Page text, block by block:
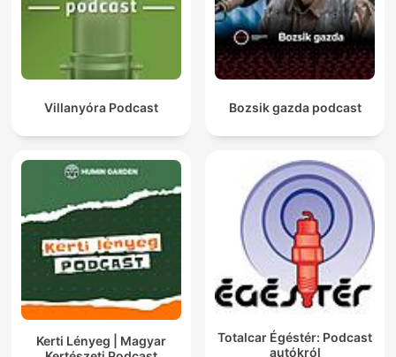
Villanyóra Podcast Bozsik gazda podcast
Kerti Lényeg | Magyar
Totalcar Égéstér: Podcast
autókról